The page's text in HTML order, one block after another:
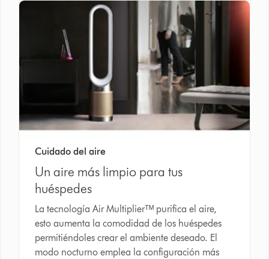
Cuidado del aire
Un aire más limpio para tus
huéspedes
La tecnología Air Multiplierᵀᴹ purifica el aire,
esto aumenta la comodidad de los huéspedes
permitiéndoles crear el ambiente deseado. El
modo nocturno emplea la configuración más